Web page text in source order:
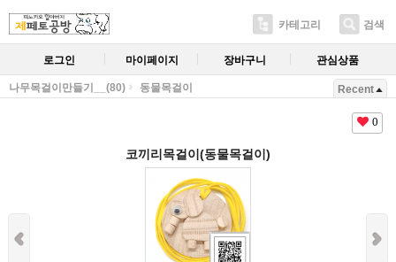
카테고리 검색
로그인 마이페이지 장바구니 관심상품
나무목걸이만들기__(80) 동물목걸이 Recent
0
코끼리목걸이(동물목걸이)